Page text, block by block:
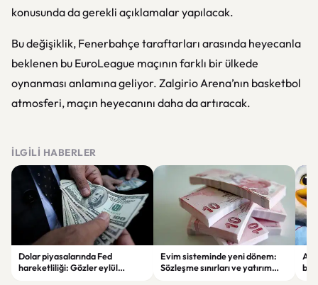
konusunda da gerekli açıklamalar yapılacak.
Bu değişiklik, Fenerbahçe taraftarları arasında heyecanla
beklenen bu EuroLeague maçının farklı bir ülkede
oynanması anlamına geliyor. Zalgirio Arena’nın basketbol
atmosferi, maçın heyecanını daha da artıracak.
İLGILI HABERLER
Dolar piyasalarında Fed
hareketliliği: Gözler eylül
Evim sisteminde yeni dönem:
Sözleşme sınırları ve yatırım